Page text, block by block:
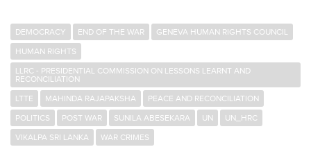
DEMOCRACY END OF THE WAR
GENEVA HUMAN RIGHTS COUNCIL
HUMAN RIGHTS
LLRC - PRESIDENTIAL COMMISSION ON LESSONS LEARNT AND
RECONCILIATION
LTTE
MAHINDA RAJAPAKSHA
PEACE AND RECONCILIATION
POLITICS
POST WAR SUNILA ABESEKARA UN
UN_HRC
VIKALPA SRI LANKA
WAR CRIMES